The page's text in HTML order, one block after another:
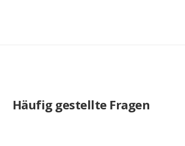
Häufig gestellte Fragen